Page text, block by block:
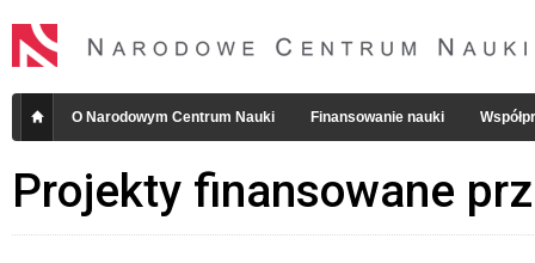
O Narodowym Centrum Nauki Finansowanie nauki
Projekty finansowane